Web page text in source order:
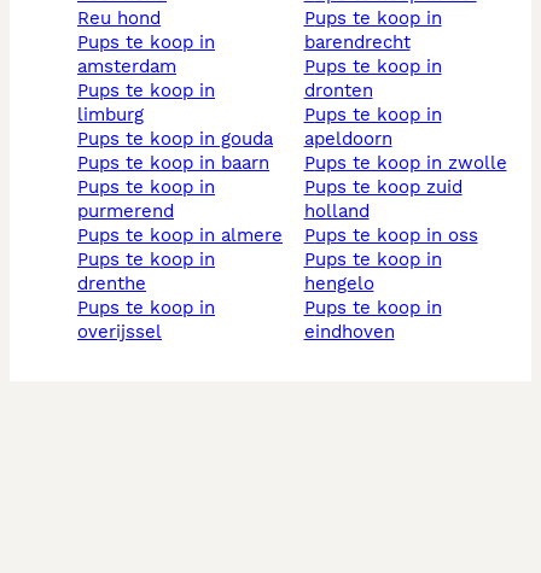
reu hond
pups te koop in
amsterdam
pups te koop in
limburg
pups te koop in gouda
pups te koop in baarn
pups te koop in
purmerend
pups te koop in almere
pups te koop in
drenthe
pups te koop in
overijssel
pups te koop in
barendrecht
pups te koop in
dronten
pups te koop in
apeldoorn
pups te koop in zwolle
pups te koop zuid
holland
pups te koop in oss
pups te koop in
hengelo
pups te koop in
eindhoven